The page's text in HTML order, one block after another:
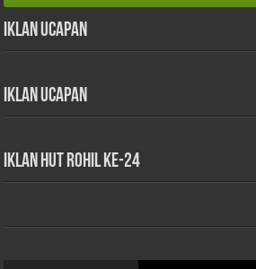
Iklan Ucapan
Iklan Ucapan
iklan HUT Rohil Ke-24